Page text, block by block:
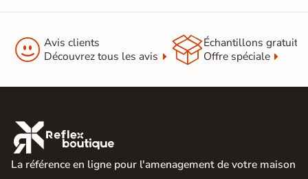
 Avis clients
Découvrez tous les avis
Échantillons gratuit
Offre spéciale

La référence en ligne pour l'amenagement de votre maison